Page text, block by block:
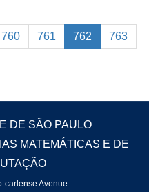
760 761 762 763
DE SÃO PAULO
MATEMÁTICAS E DE
carlense Avenue